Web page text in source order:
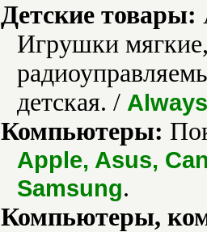
Детские товары:
Игрушки
детская. /
Компьютеры:
Apple, Asus,
Samsung.
Компьютеры,